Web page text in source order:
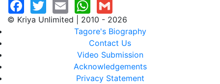
© Kriya Unlimited | 2010 - 2026
Tagore's Biography
Contact Us
Video Submission
Acknowledgements
Privacy Statement